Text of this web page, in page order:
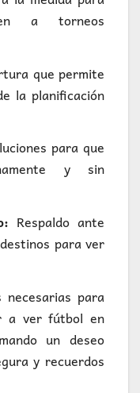
a torneos
que permite
la planificación
para que
y sin
Respaldo ante
para ver
para
a ver fútbol en
un deseo
y recuerdos